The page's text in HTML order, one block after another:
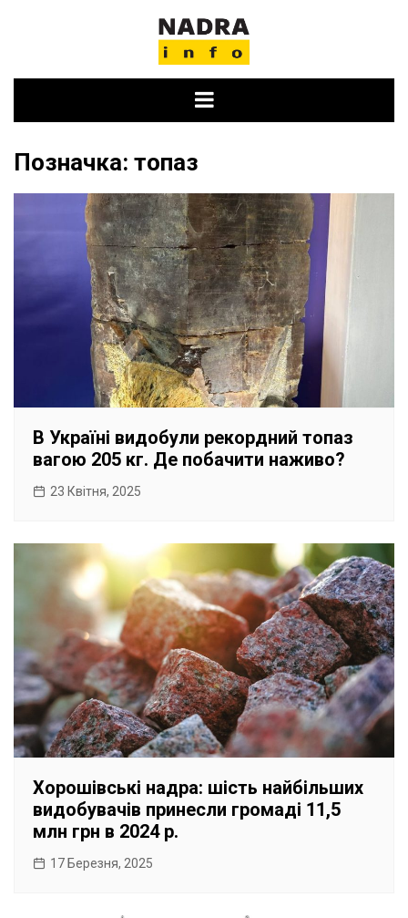
Позначка: топаз
В Україні видобули рекордний топаз
вагою 205 кг. Де побачити наживо?
23 Квітня, 2025
Хорошівські надра: шість найбільших
видобувачів принесли громаді 11,5
млн грн в 2024 р.
17 Березня, 2025